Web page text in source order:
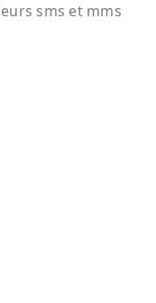
sms et mms